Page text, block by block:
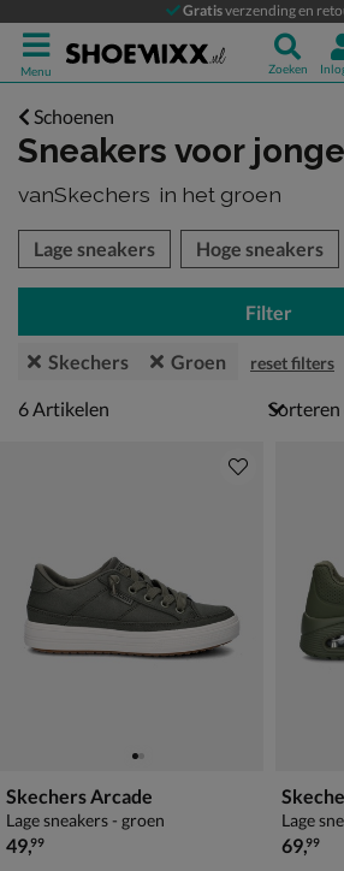
Gratisverzending en
Menu Zoeken
Schoenen
Sneakers voor
vanSkechers in het groen
over
Lage sneakers Hoge sneakers
Filter
Skechers Groen reset filters
6 artikelen
6Artikelen Sorteren
Skechers Arcade
Lage sneakers - groen
€ 49,99
49,99
Lage
€ 69,99
69,99